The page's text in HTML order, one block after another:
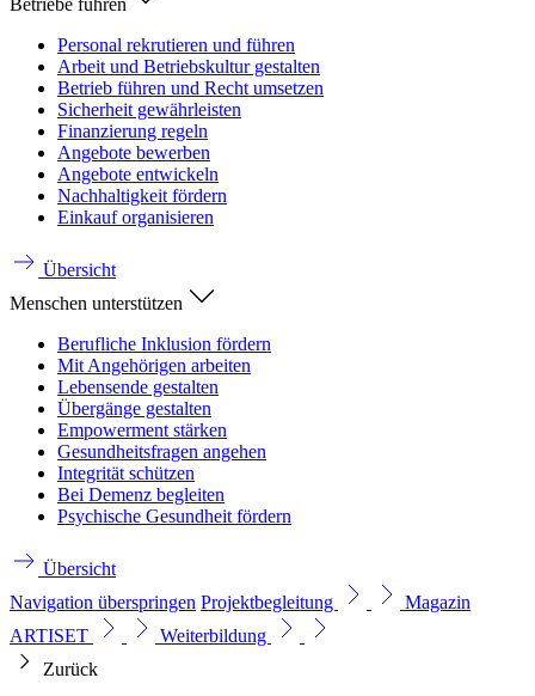
Betriebe führen
Personal rekrutieren und führen
Arbeit und Betriebskultur gestalten
Betrieb führen und Recht umsetzen
Sicherheit gewährleisten
Finanzierung regeln
Angebote bewerben
Angebote entwickeln
Nachhaltigkeit fördern
Einkauf organisieren
Übersicht
Menschen unterstützen
Berufliche Inklusion fördern
Mit Angehörigen arbeiten
Lebensende gestalten
Übergänge gestalten
Empowerment stärken
Gesundheitsfragen angehen
Integrität schützen
Bei Demenz begleiten
Psychische Gesundheit fördern
Übersicht
Navigation überspringen Projektbegleitung
Magazin
ARTISET
Weiterbildung
Zurück